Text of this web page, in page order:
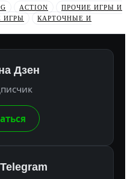
ACTION
ПРОЧИЕ ИГРЫ И
ИГРЫ
КАРТОЧНЫЕ И
Дзен